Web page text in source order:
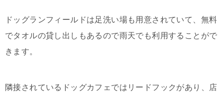
ドッグランフィールドは足洗い場も用意されていて、無料
でタオルの貸し出しもあるので雨天でも利用することがで
きます。
隣接されているドッグカフェではリードフックがあり、店